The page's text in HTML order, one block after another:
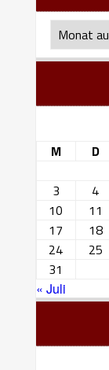
بایگانی
ماهانه
M
D
3
4
10
11
17
18
24
25
31
« Juli